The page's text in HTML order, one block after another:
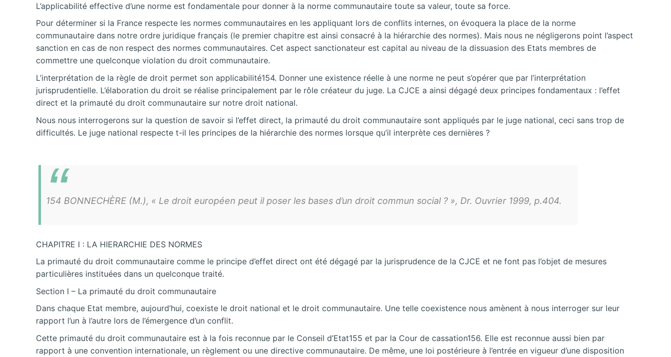
L’applicabilité effective d’une norme est fondamentale pour donner à la norme communautaire toute sa valeur, toute sa force.
Pour déterminer si la France respecte les normes communautaires en les appliquant lors de conflits internes, on évoquera la place de la norme
communautaire dans notre ordre juridique français (le premier chapitre est ainsi consacré à la hiérarchie des normes). Mais nous ne négligerons point l’aspect
sanction en cas de non respect des normes communautaires. Cet aspect sanctionateur est capital au niveau de la dissuasion des Etats membres de
commettre une quelconque violation du droit communautaire.
L’interprétation de la règle de droit permet son applicabilité154. Donner une existence réelle à une norme ne peut s’opérer que par l’interprétation
jurisprudentielle. L’élaboration du droit se réalise principalement par le rôle créateur du juge. La CJCE a ainsi dégagé deux principes fondamentaux : l’effet
direct et la primauté du droit communautaire sur notre droit national.
Nous nous interrogerons sur la question de savoir si l’effet direct, la primauté du droit communautaire sont appliqués par le juge national, ceci sans trop de
difficultés. Le juge national respecte t-il les principes de la hiérarchie des normes lorsque qu’il interprète ces dernières ?
154 BONNECHÈRE (M.), « Le droit européen peut il poser les bases d’un droit commun social ? », Dr. Ouvrier 1999, p.404.
CHAPITRE I : LA HIERARCHIE DES NORMES
La primauté du droit communautaire comme le principe d’effet direct ont été dégagé par la jurisprudence de la CJCE et ne font pas l’objet de mesures
particulières instituées dans un quelconque traité.
Section I – La primauté du droit communautaire
Dans chaque Etat membre, aujourd’hui, coexiste le droit national et le droit communautaire. Une telle coexistence nous amènent à nous interroger sur leur
rapport l’un à l’autre lors de l’émergence d’un conflit.
Cette primauté du droit communautaire est à la fois reconnue par le Conseil d’Etat155 et par la Cour de cassation156. Elle est reconnue aussi bien par
rapport à une convention internationale, un règlement ou une directive communautaire. De même, une loi postérieure à l’entrée en vigueur d’une disposition